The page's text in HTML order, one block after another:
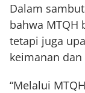
Dalam
bahwa MTQH
tetapi juga
keimanan
“Melalui